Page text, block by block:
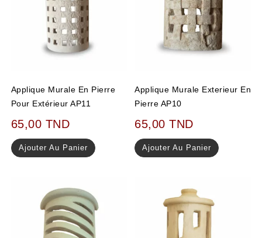
Applique Murale En Pierre
Pour Extérieur AP11
65,00 TND
Ajouter Au Panier
Applique Murale Exterieur En
Pierre AP10
65,00TND
Ajouter Au Panier